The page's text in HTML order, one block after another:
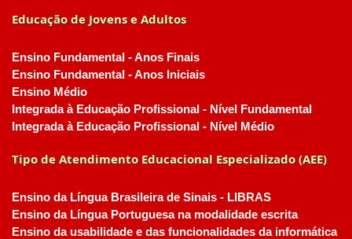
Educação de Jovens e Adultos
Ensino Fundamental - Anos Finais
Ensino Fundamental - Anos Iniciais
Ensino Médio
Integrada à Educação Profissional - Nível Fundamental
Integrada à Educação Profissional - Nível Médio
Tipo de Atendimento Educacional Especializado (AEE)
Ensino da Língua Brasileira de Sinais - LIBRAS
Ensino da Língua Portuguesa na modalidade escrita
Ensino da usabilidade e das funcionalidades da informática